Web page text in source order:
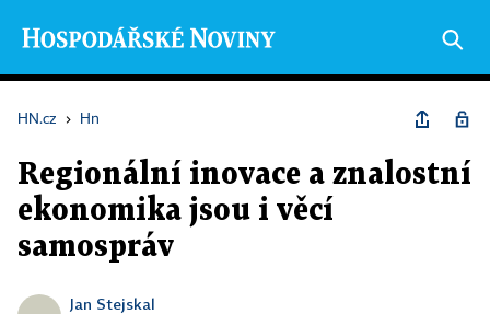
HN.cz › Hn
Regionální inovace a znalostní
ekonomika jsou i věcí
samospráv
Jan Stejskal